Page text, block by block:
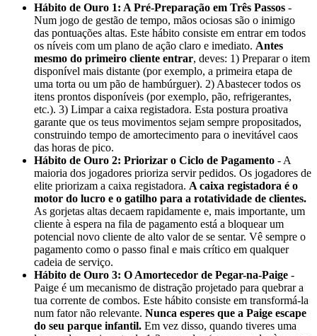
Hábito de Ouro 1: A Pré-Preparação em Três Passos -
Num jogo de gestão de tempo, mãos ociosas são o inimigo
das pontuações altas. Este hábito consiste em entrar em todos
os níveis com um plano de ação claro e imediato. Antes
mesmo do primeiro cliente entrar, deves: 1) Preparar o item
disponível mais distante (por exemplo, a primeira etapa de
uma torta ou um pão de hambúrguer). 2) Abastecer todos os
itens prontos disponíveis (por exemplo, pão, refrigerantes,
etc.). 3) Limpar a caixa registadora. Esta postura proativa
garante que os teus movimentos sejam sempre propositados,
construindo tempo de amortecimento para o inevitável caos
das horas de pico.
Hábito de Ouro 2: Priorizar o Ciclo de Pagamento - A
maioria dos jogadores prioriza servir pedidos. Os jogadores de
elite priorizam a caixa registadora. A caixa registadora é o
motor do lucro e o gatilho para a rotatividade de clientes.
As gorjetas altas decaem rapidamente e, mais importante, um
cliente à espera na fila de pagamento está a bloquear um
potencial novo cliente de alto valor de se sentar. Vê sempre o
pagamento como o passo final e mais crítico em qualquer
cadeia de serviço.
Hábito de Ouro 3: O Amortecedor de Pegar-na-Paige -
Paige é um mecanismo de distração projetado para quebrar a
tua corrente de combos. Este hábito consiste em transformá-la
num fator não relevante. Nunca esperes que a Paige escape
do seu parque infantil. Em vez disso, quando tiveres uma